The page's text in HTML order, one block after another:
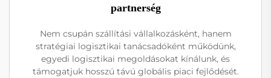
partnerség
Nem csupán szállítási vállalkozásként, hanem
stratégiai logisztikai tanácsadóként működünk,
egyedi logisztikai megoldásokat kínálunk, és
támogatjuk hosszú távú globális piaci fejlődését.